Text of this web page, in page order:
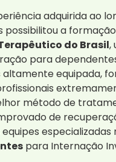
adquirida ao
possibilitou a
do Brasil,
para
equipada,
método de
de
especializadas
para Internação